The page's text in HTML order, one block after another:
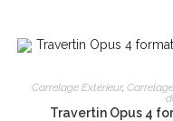
Carrelage Extérieur,
Travertin Opus 4